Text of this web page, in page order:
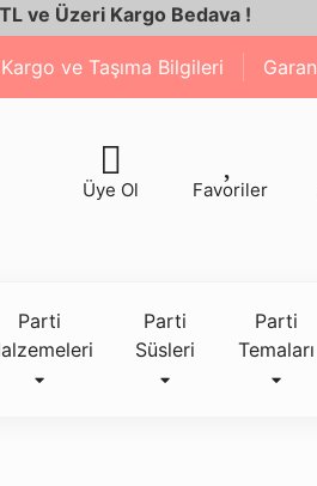
Kargo Bedava !
Kargo ve Taşıma Bilgileri
Favoriler
Üye Ol
Parti
Parti
Süsleri
Parti
Temaları